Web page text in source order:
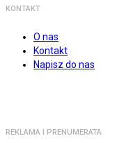
KONTAKT
O nas
Kontakt
Napisz do nas
REKLAMA I PRENUMERATA